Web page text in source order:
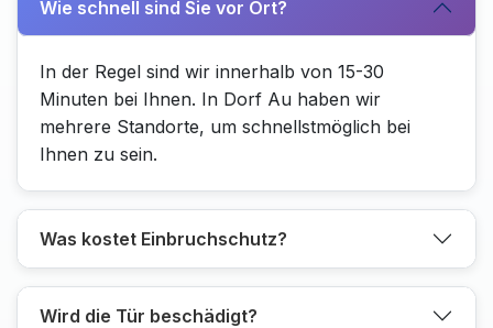
Wie schnell sind Sie vor Ort?
In der Regel sind wir innerhalb von 15-30
Minuten bei Ihnen. In Dorf Au haben wir
mehrere Standorte, um schnellstmöglich bei
Ihnen zu sein.
Was kostet Einbruchschutz?
Wird die Tür beschädigt?